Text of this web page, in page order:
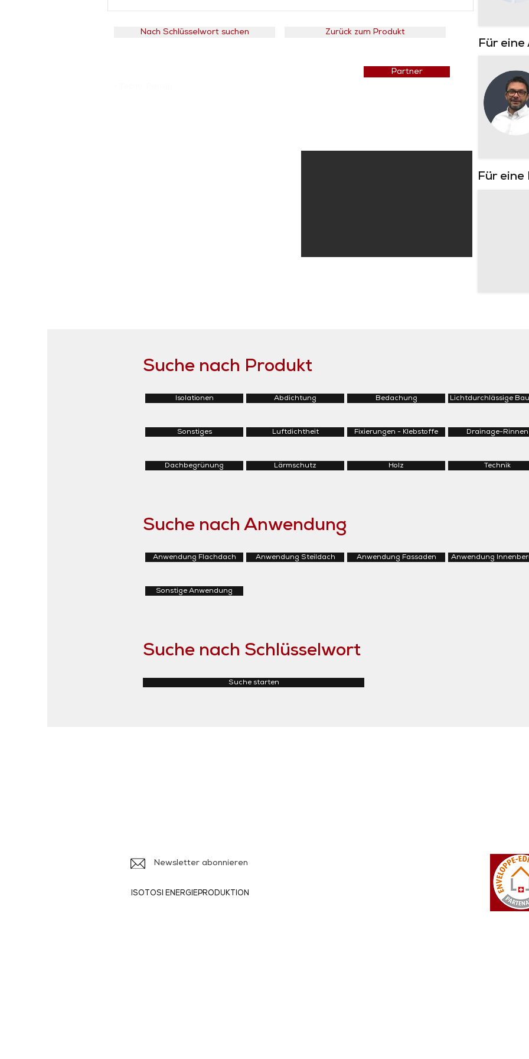
Nach Schlüsselwort suchen Zurück zum Produkt
Partner
Für
Für eine
Suche nach Produkt
Isolationen
Sonstiges
Dachbegrünung
Abdichtung
Luftdichtheit
Lärmschutz
Bedachung
Fixierungen - Klebstoffe
Holz
Lichtdurchlässige
Drainage-Rinnen
Technik
Suche nach Anwendung
Anwendung Flachdach
Sonstige Anwendung
Anwendung Steildach Anwendung Fassaden Anwendung
Suche nach Schlüsselwort
Suche starten
Newsletter abonnieren
ISOTOSI ENERGIEPRODUKTION